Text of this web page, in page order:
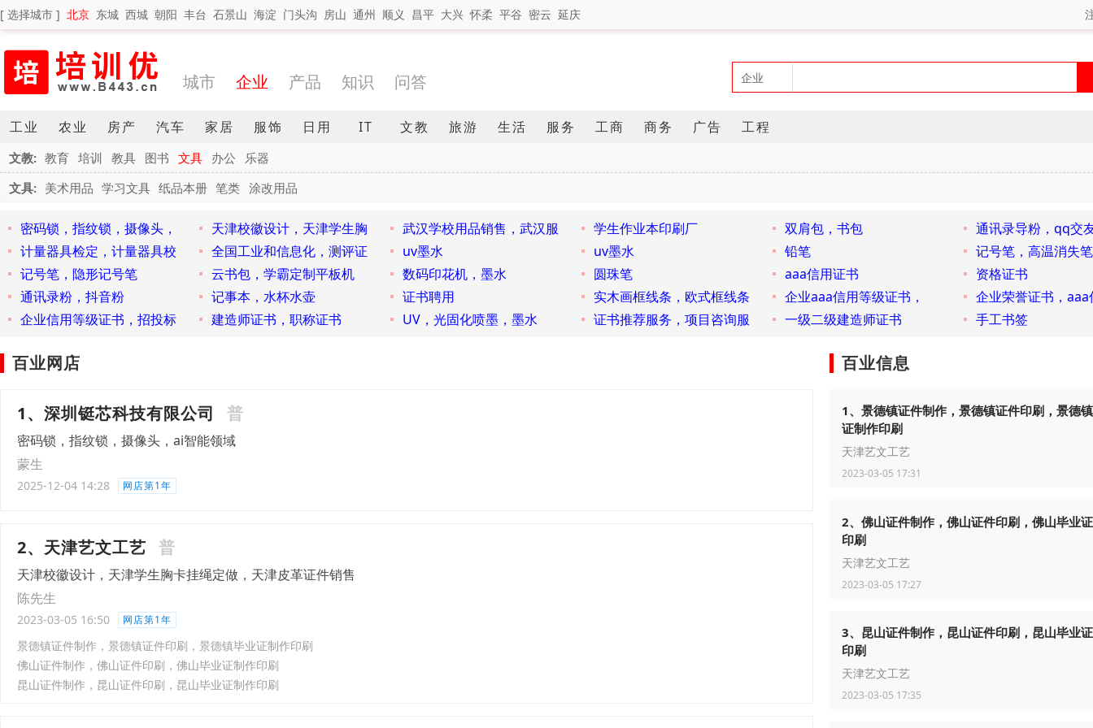
[ 选择城市 ] 北京 东城 西城 朝阳 丰台 石景山 海淀 门头沟 房山 通州 顺义 昌平 大兴 怀柔 平谷 密云 延庆
城市 企业 产品 知识 问答
工业 农业 房产 汽车 家居 服饰 日用 IT 文教 旅游 生活 服务 工商 商务 广告 工程
文教: 教育 培训 教具 图书 文具 办公
乐器
文具: 美术用品 学习文具 纸品本册 笔类 涂改用品
密码锁，指纹锁，摄像头， 天津校徽设计，天津学生胸 武汉学校用品销售，武汉服 学生作业本印刷厂 双肩包，书包
通讯录导粉，qq交
计量器具检定，计量器具校
全国工业和信息化，测评证 uv墨水 uv墨水 铅笔
记号笔，高温消失笔
记号笔，隐形记号笔
云书包，学霸定制平板机 数码印花机，墨水 圆珠笔 aaa信用证书
资格证书
通讯录粉，抖音粉
记事本，水杯水壶 证书聘用 实木画框线条，欧式框线条 企业aaa信用等级证书，
企业荣誉证书，aaa
企业信用等级证书，招投标
建造师证书，职称证书 UV，光固化喷墨，墨水 证书推荐服务，项目咨询服 一级二级建造师证书 手工书签
百业网店
1、深圳铤芯科技有限公司 普
密码锁，指纹锁，摄像头，ai智能领域
蒙生
2025-12-04 14:28 网店第1年
2、天津艺文工艺 普
天津校徽设计，天津学生胸卡挂绳定做，天津皮革证件销售
陈先生
2023-03-05 16:50 网店第1年
景德镇证件制作，景德镇证件印刷，景德镇毕业证制作印刷
佛山证件制作，佛山证件印刷，佛山毕业证制作印刷
昆山证件制作，昆山证件印刷，昆山毕业证制作印刷
百业信息
1、景德镇证件制作，景德镇证件印刷，景德
证制作印刷
天津艺文工艺
2023-03-05 17:31
2、佛山证件制作，佛山证件印刷，佛山毕业
印刷
天津艺文工艺
2023-03-05 17:27
3、昆山证件制作，昆山证件印刷，昆山毕业
印刷
天津艺文工艺
2023-03-05 17:35